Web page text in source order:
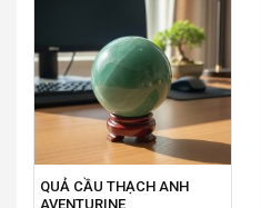
QUẢ CẦU THẠCH ANH
AVENTURINE